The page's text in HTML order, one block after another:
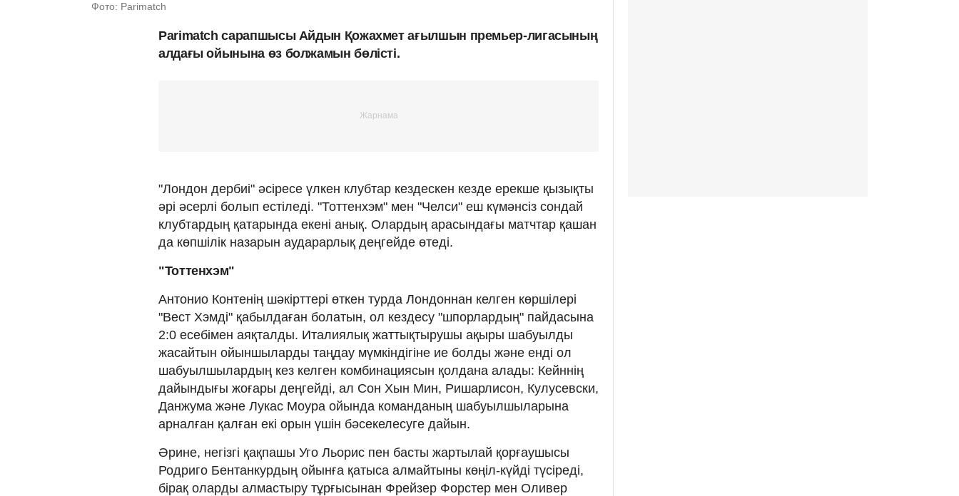
Фото: Parimatch
Parimatch сарапшысы Айдын Қожахмет ағылшын премьер-лигасының
алдағы ойынына өз болжамын бөлісті.
"Лондон дербиі" әсіресе үлкен клубтар кездескен кезде ерекше қызықты
әрі әсерлі болып естіледі. "Тоттенхэм" мен "Челси" еш күмәнсіз сондай
клубтардың қатарында екені анық. Олардың арасындағы матчтар қашан
да көпшілік назарын аударарлық деңгейде өтеді.
"Тоттенхэм"
Антонио Контенің шәкірттері өткен турда Лондоннан келген көршілері
"Вест Хэмді" қабылдаған болатын, ол кездесу "шпорлардың" пайдасына
2:0 есебімен аяқталды. Италиялық жаттықтырушы ақыры шабуылды
жасайтын ойыншыларды таңдау мүмкіндігіне ие болды және енді ол
шабуылшылардың кез келген комбинациясын қолдана алады: Кейннің
дайындығы жоғары деңгейді, ал Сон Хын Мин, Ришарлисон, Кулусевски,
Данжума және Лукас Моура ойында команданың шабуылшыларына
арналған қалған екі орын үшін бәсекелесуге дайын.
Әрине, негізгі қақпашы Уго Льорис пен басты жартылай қорғаушысы
Родриго Бентанкурдың ойынға қатыса алмайтыны көңіл-күйді түсіреді,
бірақ оларды алмастыру тұрғысынан Фрейзер Форстер мен Оливер